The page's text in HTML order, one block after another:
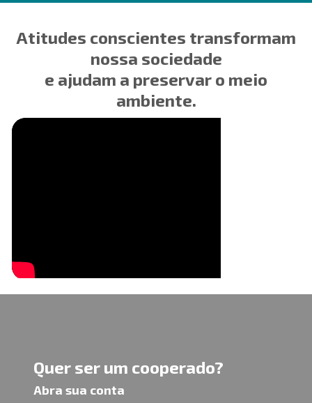
Atitudes conscientes transformam
nossa sociedade
e ajudam a preservar o meio
ambiente.
Quer ser um cooperado?
Abra sua conta